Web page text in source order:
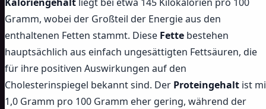
Gramm, wobei der Großteil der Energie aus den
enthaltenen Fetten stammt. Diese Fette bestehen
hauptsächlich aus einfach ungesättigten Fettsäuren, die
für ihre positiven Auswirkungen auf den
Cholesterinspiegel bekannt sind. Der Proteingehalt ist
1,0 Gramm pro 100 Gramm eher gering, während der